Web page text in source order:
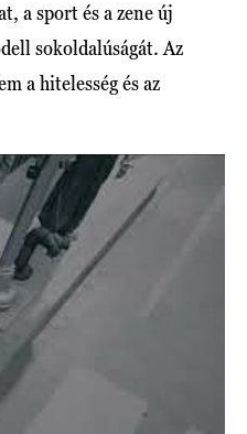
a sport és a zene új
sokoldalúságát. Az
a hitelesség és az